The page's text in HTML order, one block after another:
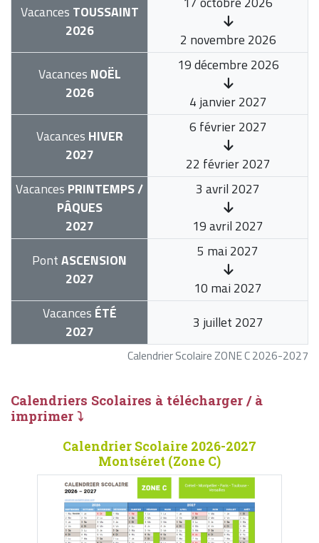
Calendrier Scolaire ZONE C 2026-2027
Vacances TOUSSAINT
2026
2 novembre 2026
Vacances NOËL
2026
19 décembre 2026
4 janvier 2027
Vacances HIVER
2027
6 février 2027
22 février 2027
Vacances PRINTEMPS /
PÂQUES
2027
3 avril 2027
19 avril 2027
PontASCENSION
2027
5 mai 2027
10 mai 2027
Vacances ÉTÉ
2027
3 juillet 2027
Calendriers Scolaires à télécharger / à
imprimer ⤵
Calendrier Scolaire 2026-2027
Montséret (Zone C)